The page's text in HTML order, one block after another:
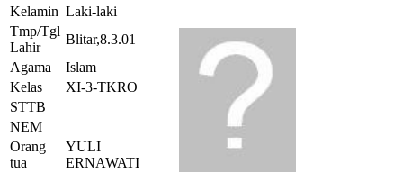
Kelamin Laki-laki
Tmp/Tgl
Lahir
Blitar,8.3.01
Agama
Islam
Kelas
XI-3-TKRO
STTB
NEM
Orang
tua
YULI
ERNAWATI